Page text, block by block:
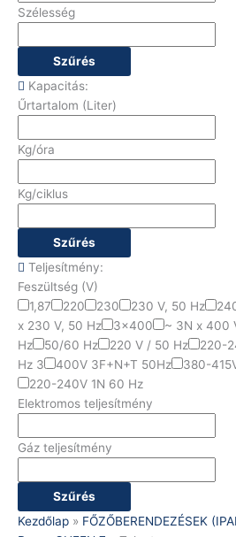
Szélesség
Szűrés
Kapacitás:
Űrtartalom (Liter)
Kg/óra
Kg/ciklus
Szűrés
Teljesítmény:
Feszültség (V)
1,87
220 230 230 V, 50 Hz
x 230 V, 50 Hz
3x400 ~ 3N x 400
Hz
50/60 Hz 220 V / 50 Hz 220-
Hz 3
400V 3F+N+T 50Hz 380-
220-240V 1N 60 Hz
Elektromos teljesítmény
Gáz teljesítmény
Szűrés
Kezdőlap » FŐZŐBERENDEZÉSEK